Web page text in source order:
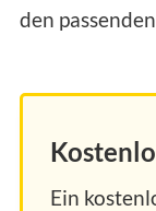
den
Ein